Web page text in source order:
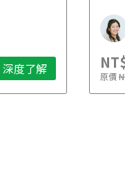
深度了解 原價